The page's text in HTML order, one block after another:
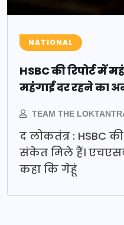
NATIONAL
HSBC की रिपोर्ट में
महंगाई दर रहने का
TEAM THE
द लोकतंत्र : HSBC
संकेत मिले हैं।
कहा कि गेहूं